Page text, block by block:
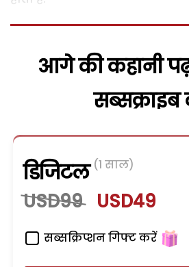
आगे की कहानी
डिजिटल (1 साल)
USD99 USD49
सब्सक्रिप्शन गिफ्ट करें